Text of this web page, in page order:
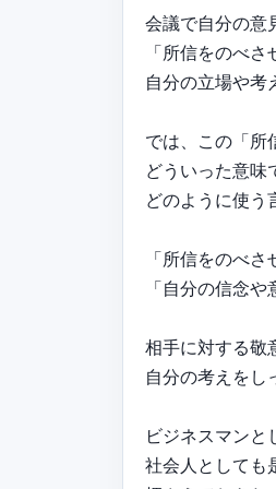
会議で自分の意
「所信をのべ
自分の立場や考
では、この「所
どういった意味
どのように使う
「所信をのべ
「自分の信念
相手に対する敬
自分の考えをし
ビジネスマンと
社会人としても